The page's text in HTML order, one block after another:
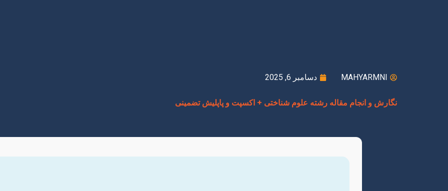
MAHYARMNI دسامبر 6, 2025
نگارش و انجام مقاله رشته علوم شناختی + اکسپت و پاپلیش تضمینی